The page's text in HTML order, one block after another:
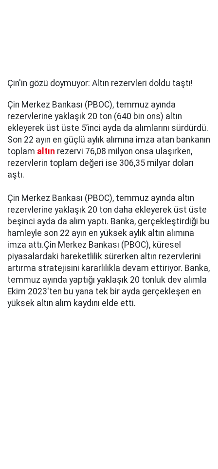
Çin'in gözü doymuyor: Altın rezervleri doldu taştı!
Çin Merkez Bankası (PBOC), temmuz ayında
rezervlerine yaklaşık 20 ton (640 bin ons) altın
ekleyerek üst üste 5’inci ayda da alımlarını sürdürdü.
Son 22 ayın en güçlü aylık alımına imza atan bankanın
toplam altın rezervi 76,08 milyon onsa ulaşırken,
rezervlerin toplam değeri ise 306,35 milyar doları
aştı.
Çin Merkez Bankası (PBOC), temmuz ayında altın
rezervlerine yaklaşık 20 ton daha ekleyerek üst üste
beşinci ayda da alım yaptı. Banka, gerçekleştirdiği bu
hamleyle son 22 ayın en yüksek aylık altın alımına
imza attı.Çin Merkez Bankası (PBOC), küresel
piyasalardaki hareketlilik sürerken altın rezervlerini
artırma stratejisini kararlılıkla devam ettiriyor. Banka,
temmuz ayında yaptığı yaklaşık 20 tonluk dev alımla
Ekim 2023'ten bu yana tek bir ayda gerçekleşen en
yüksek altın alım kaydını elde etti.